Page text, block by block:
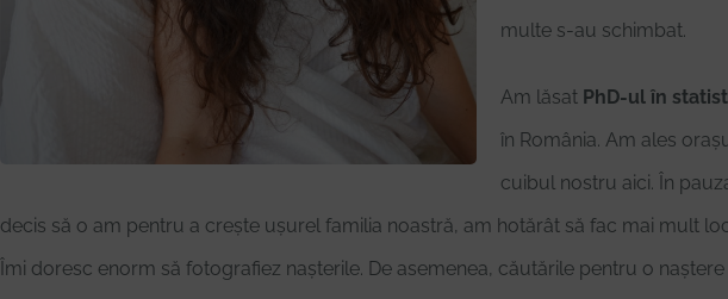
multe s-au schimbat.
Am lăsat PhD-ul în
în România. Am ales
cuibul nostru aici. În
decis să o am pentru a crește ușurel familia noastră, am hotărât să fac mai mult
Îmi doresc enorm să fotografiez nașterile. De asemenea, căutările pentru o